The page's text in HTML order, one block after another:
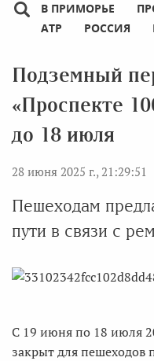
В ПРИМОРЬЕ
АТР
РОССИЯ
Подземный
«Проспекте
до 18 июля
28 июня 2025 г., 21:29:51
Пешеходам
пути в связи с
С 19 июня по 18 июля
закрыт для пешеходов